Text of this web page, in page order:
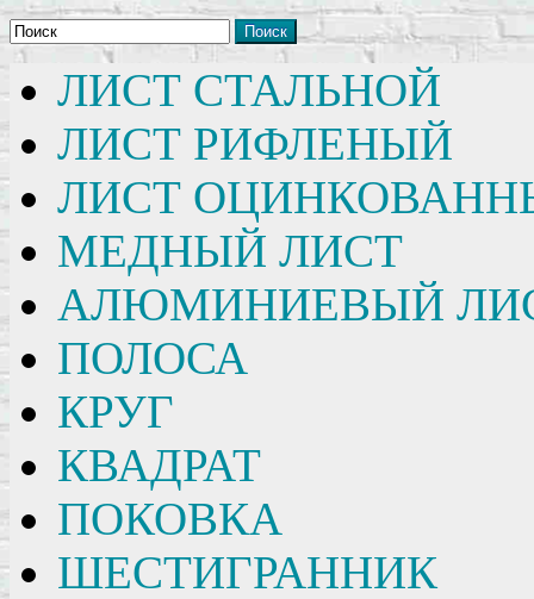
Поиск
ЛИСТ СТАЛЬНОЙ
ЛИСТ РИФЛЕНЫЙ
ЛИСТ
МЕДНЫЙ ЛИСТ
АЛЮМИНИЕВЫЙ
ПОЛОСА
КРУГ
КВАДРАТ
ПОКОВКА
ШЕСТИГРАННИК